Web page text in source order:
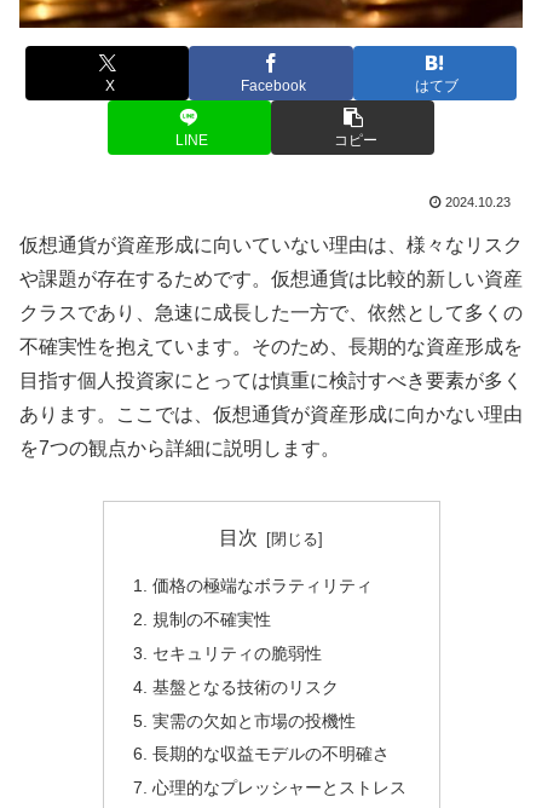
X Facebook はてブ
LINE コピー
2024.10.23
仮想通貨が資産形成に向いていない理由は、様々なリスク
や課題が存在するためです。仮想通貨は比較的新しい資産
クラスであり、急速に成長した一方で、依然として多くの
不確実性を抱えています。そのため、長期的な資産形成を
目指す個人投資家にとっては慎重に検討すべき要素が多く
あります。ここでは、仮想通貨が資産形成に向かない理由
を7つの観点から詳細に説明します。
目次
価格の極端なボラティリティ
規制の不確実性
セキュリティの脆弱性
基盤となる技術のリスク
実需の欠如と市場の投機性
長期的な収益モデルの不明確さ
心理的なプレッシャーとストレス